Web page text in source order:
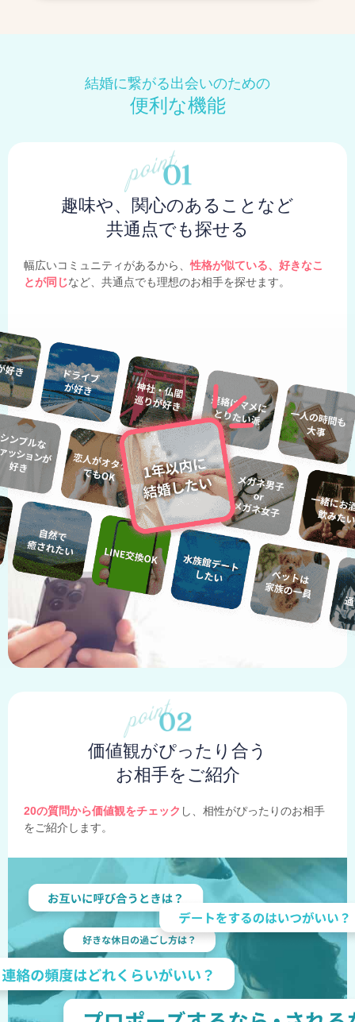
結婚に繋がる出会いのための
便利な機能
趣味や、関心のあることなど
共通点でも探せる
幅広いコミュニティがあるから、性格が似ている、好きなこ
とが同じなど、共通点でも理想のお相手を探せます。
価値観がぴったり合う
お相手をご紹介
20の質問から価値観をチェック し、相性がぴったりのお相手
をご紹介します。